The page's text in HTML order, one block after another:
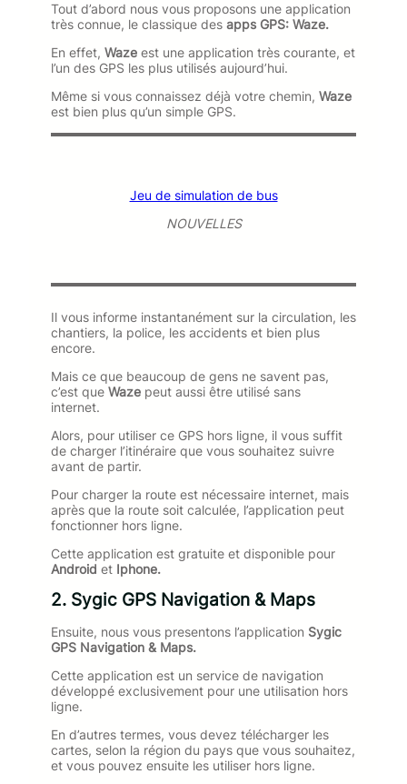
Tout d’abord nous vous proposons une application
très connue, le classique des apps GPS: Waze.
En effet, Waze est une application très courante, et
l’un des GPS les plus utilisés aujourd’hui.
Même si vous connaissez déjà votre chemin, Waze
est bien plus qu’un simple GPS.
Jeu de simulation de bus
NOUVELLES
Il vous informe instantanément sur la circulation, les
chantiers, la police, les accidents et bien plus
encore.
Mais ce que beaucoup de gens ne savent pas,
c’est que Waze peut aussi être utilisé sans
internet.
Alors, pour utiliser ce GPS hors ligne, il vous suffit
de charger l’itinéraire que vous souhaitez suivre
avant de partir.
Pour charger la route est nécessaire internet, mais
après que la route soit calculée, l’application peut
fonctionner hors ligne.
Cette application est gratuite et disponible pour
Android et Iphone.
2. Sygic GPS Navigation & Maps
Ensuite, nous vous presentons l’application Sygic
GPS Navigation & Maps.
Cette application est un service de navigation
développé exclusivement pour une utilisation hors
ligne.
En d’autres termes, vous devez télécharger les
cartes, selon la région du pays que vous souhaitez,
et vous pouvez ensuite les utiliser hors ligne.